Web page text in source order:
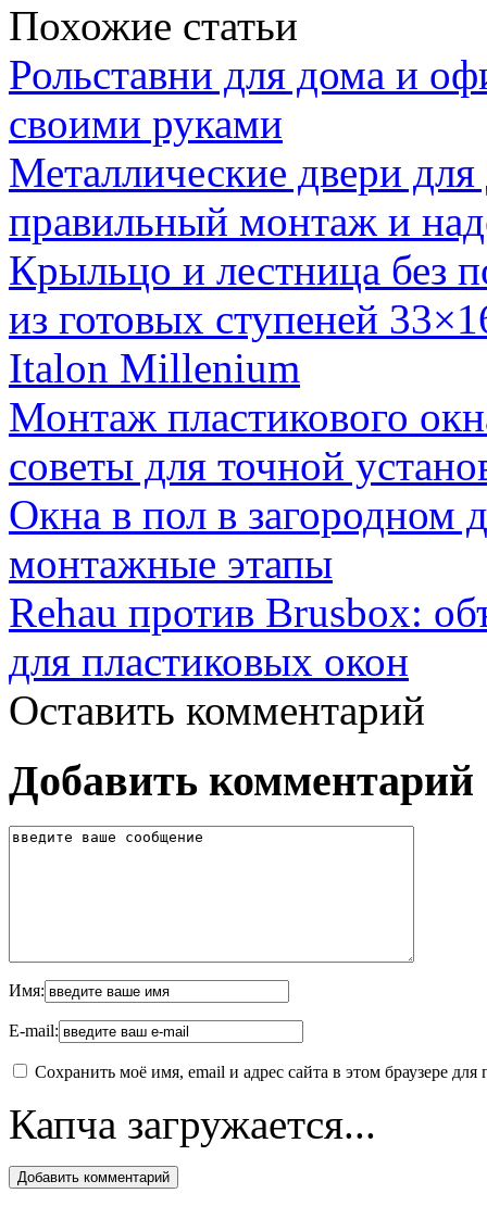
Похожие статьи
Рольставни для дома и
своими руками
Металлические двери
правильный монтаж и
Крыльцо и лестница без
из готовых ступеней
Italon Millenium
Монтаж пластикового
советы для точной
Окна в пол в загородном
монтажные этапы
Rehau против Brusbox:
для пластиковых окон
Оставить комментарий
Добавить комментарий
Имя:
E-mail:
Сохранить моё имя, email и адрес сайта в этом браузере
Капча загружается...